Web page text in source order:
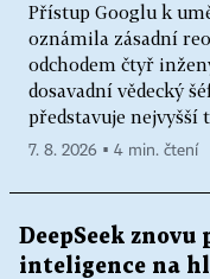
Přístup Googlu k
oznámila zásadní
odchodem čtyř
dosavadní vědecký
představuje nejvyšší
7. 8. 2026 ▪ 4 min. čtení
DeepSeek
inteligence na